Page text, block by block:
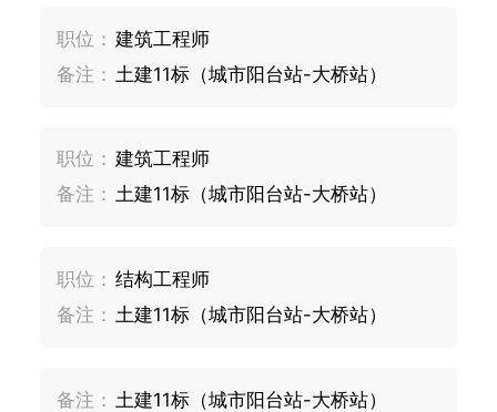
职位： 建筑工程师
备注： 土建11标（城市阳台站-大桥站）
职位： 建筑工程师
备注： 土建11标（城市阳台站-大桥站）
职位： 结构工程师
备注： 土建11标（城市阳台站-大桥站）
备注： 土建11标（城市阳台站-大桥站）